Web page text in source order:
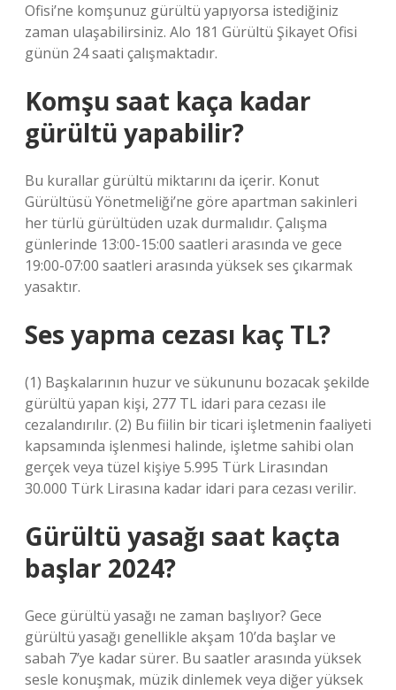
Ofisi’ne komşunuz gürültü yapıyorsa istediğiniz
zaman ulaşabilirsiniz. Alo 181 Gürültü Şikayet Ofisi
günün 24 saati çalışmaktadır.
Komşu saat kaça kadar
gürültü yapabilir?
Bu kurallar gürültü miktarını da içerir. Konut
Gürültüsü Yönetmeliği’ne göre apartman sakinleri
her türlü gürültüden uzak durmalıdır. Çalışma
günlerinde 13:00-15:00 saatleri arasında ve gece
19:00-07:00 saatleri arasında yüksek ses çıkarmak
yasaktır.
Ses yapma cezası kaç TL?
(1) Başkalarının huzur ve sükununu bozacak şekilde
gürültü yapan kişi, 277 TL idari para cezası ile
cezalandırılır. (2) Bu fiilin bir ticari işletmenin faaliyeti
kapsamında işlenmesi halinde, işletme sahibi olan
gerçek veya tüzel kişiye 5.995 Türk Lirasından
30.000 Türk Lirasına kadar idari para cezası verilir.
Gürültü yasağı saat kaçta
başlar 2024?
Gece gürültü yasağı ne zaman başlıyor? Gece
gürültü yasağı genellikle akşam 10’da başlar ve
sabah 7’ye kadar sürer. Bu saatler arasında yüksek
sesle konuşmak, müzik dinlemek veya diğer yüksek